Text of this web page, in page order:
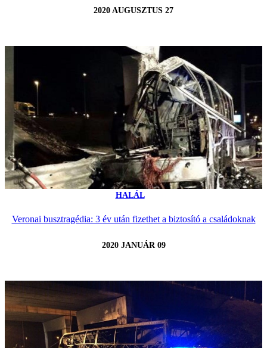
2020 AUGUSZTUS 27
HALÁL
Veronai busztragédia: 3 év után fizethet a biztosító a családoknak
2020 JANUÁR 09